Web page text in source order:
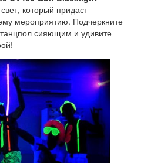
который придаст
мероприятию. Подчеркните
сияющим и удивите